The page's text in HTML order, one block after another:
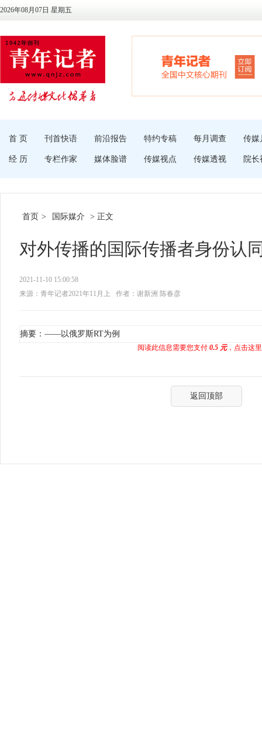
2026年08月07日 星期五
首 页 刊首快语 前沿报告 特约专稿 每月调查 传媒
经 历 专栏作家 媒体脸谱 传媒视点 传媒透视 院长
首页 > 国际媒介 > 正文
对外传播的国际传播者身份认
2021-11-10 15:00:58
来源：青年记者2021年11月上
作者：谢新洲 陈春彦
摘要：——以俄罗斯RT为例
阅读此信息需要您支付 0.5 元，点击这
返回顶部